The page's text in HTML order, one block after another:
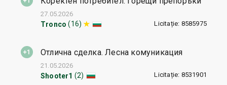
Tronco (16) Licitație: 8585975
27.05.2026
Отлична сделка. Лесна комуникация
Shooter1 (2) Licitație: 8531901
21.05.2026